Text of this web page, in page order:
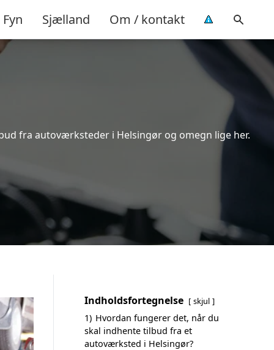
Fyn Sjælland Om / kontakt
fra autoværksteder i Helsingør og omegn lige her.
Indholdsfortegnelse skjul
1) Hvordan fungerer det, når du
skal indhente tilbud fra et
autoværksted i Helsingør?